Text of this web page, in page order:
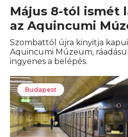
Május 8-tól ismét
az Aquincumi
Szombattól újra kinyitja
Aquincumi Múzeum,
ingyenes a belépés.
Budapest